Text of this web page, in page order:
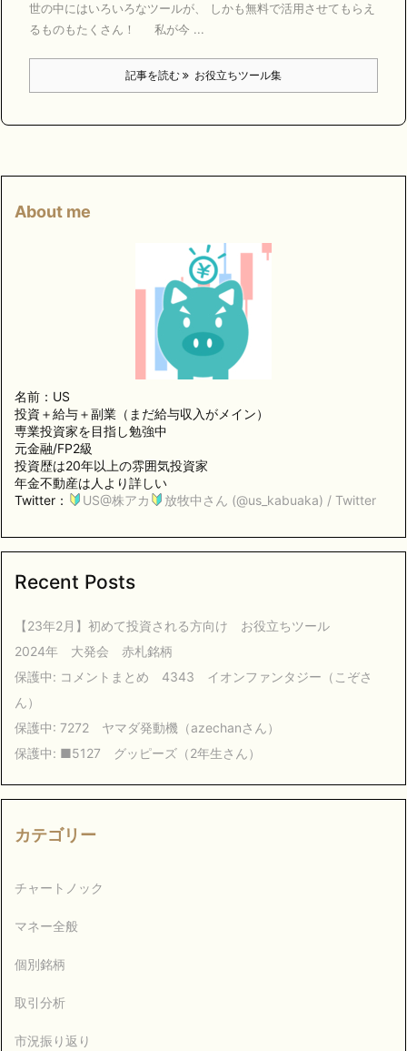
世の中にはいろいろなツールが、 しかも無料で活用させてもらえ
るものもたくさん！ 私が今 ...
記事を読む お役立ちツール集
About me
名前：US
投資＋給与＋副業（まだ給与収入がメイン）
専業投資家を目指し勉強中
元金融/FP2級
投資歴は20年以上の雰囲気投資家
年金不動産は人より詳しい
Twitter：
US@株アカ 放牧中さん (@us_kabuaka) / Twitter
Recent Posts
【23年2月】初めて投資される方向け お役立ちツール
2024年 大発会 赤札銘柄
保護中: コメントまとめ 4343 イオンファンタジー（こぞさ
ん）
保護中: 7272 ヤマダ発動機（azechanさん）
保護中: ■5127 グッピーズ（2年生さん）
カテゴリー
チャートノック
マネー全般
個別銘柄
取引分析
市況振り返り